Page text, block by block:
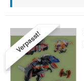
Verpasst!